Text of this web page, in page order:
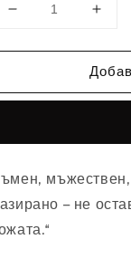
Намаляване
количеството
Golden
за
мъжествен,
– не